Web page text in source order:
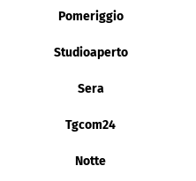
Pomeriggio
Studioaperto
Sera
Tgcom24
Notte